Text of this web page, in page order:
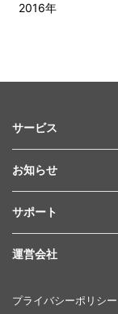
2016年
サービス
お知らせ
サポート
運営会社
プライバシーポリシー